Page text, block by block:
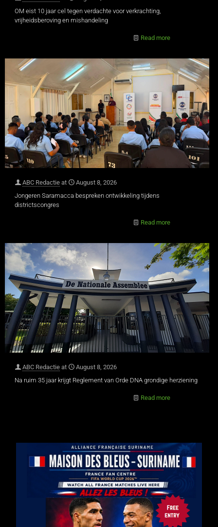
OM eist 10 jaar cel tegen verdachte voor verkrachting,
vrijheidsberoving en mishandeling
Read more
ABC Redactie at
August 8, 2026
Jongeren Saramacca bespreken ontwikkeling tijdens
districtscongres
Read more
ABC Redactie at
August 8, 2026
Na ruim 35 jaar krijgt Reglement van Orde DNA grondige herziening
Read more